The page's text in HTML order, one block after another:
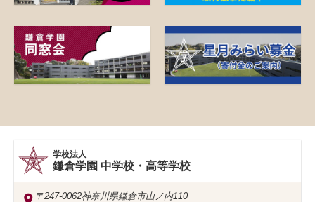
学校法人
鎌倉学園 中学校・高等学校
〒247-0062神奈川県鎌倉市山ノ内110